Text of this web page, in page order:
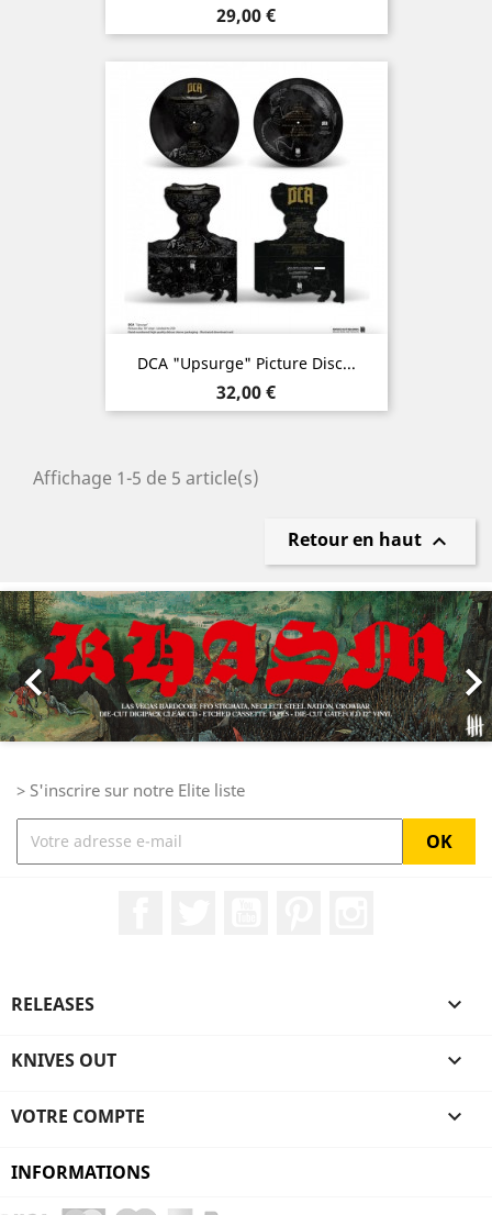
Prix
29,00 €
DCA "Upsurge" Picture Disc...
Prix
32,00 €
Affichage 1-5 de 5 article(s)
Retour en haut 

Précédent
> S'inscrire sur notre Elite liste
RELEASES 
KNIVES OUT 
VOTRE COMPTE 
INFORMATIONS